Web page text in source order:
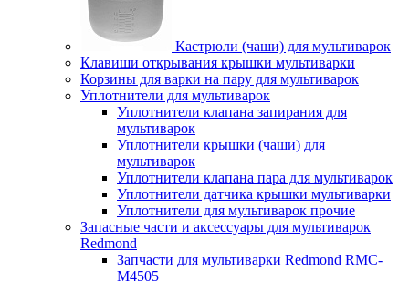
Кастрюли (чаши) для мультиварок
Клавиши открывания крышки мультиварки
Корзины для варки на пару для мультиварок
Уплотнители для мультиварок
Уплотнители клапана запирания для
мультиварок
Уплотнители крышки (чаши) для
мультиварок
Уплотнители клапана пара для мультиварок
Уплотнители датчика крышки мультиварки
Уплотнители для мультиварок прочие
Запасные части и аксессуары для мультиварок
Redmond
Запчасти для мультиварки Redmond RMC-
M4505